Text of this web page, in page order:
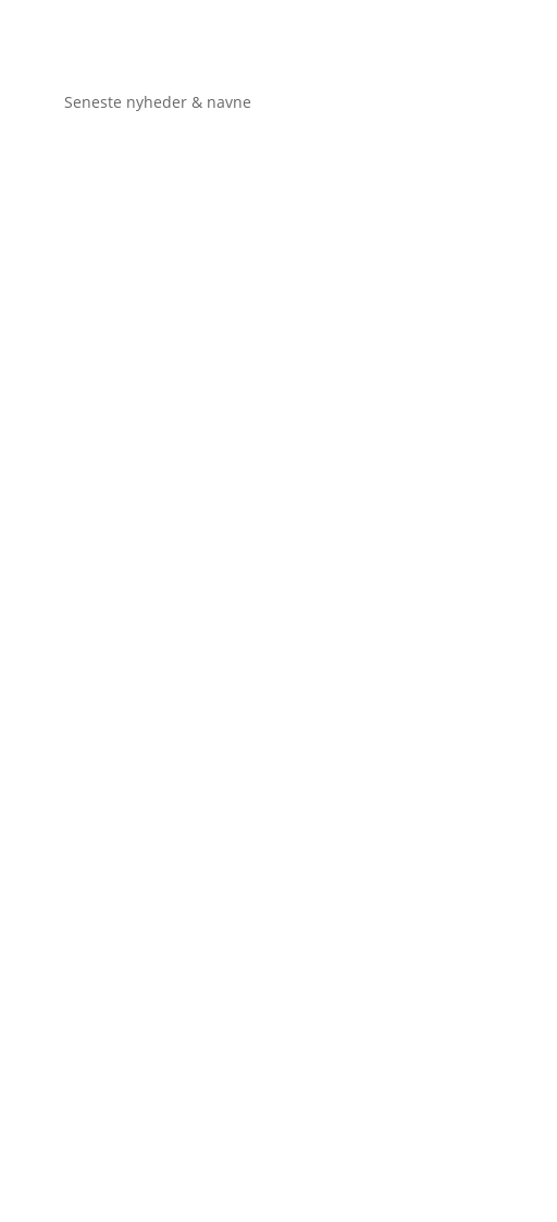
Seneste nyheder & navne